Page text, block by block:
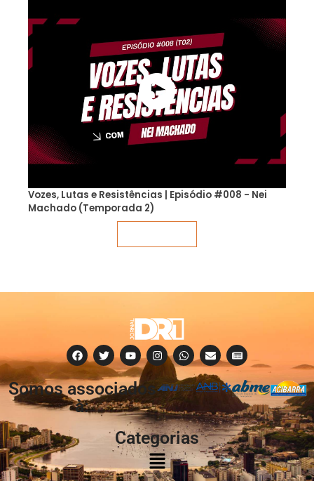
Vozes, Lutas e Resistências | Episódio #008 - Nei
Machado (Temporada 2)
Somos associados
à:
Categorias